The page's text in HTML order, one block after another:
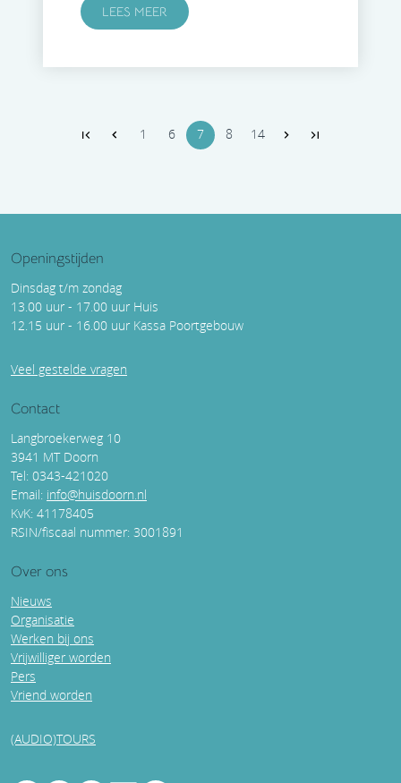
LEES MEER
1 6 7 8 14
Openingstijden
Dinsdag t/m zondag
13.00 uur - 17.00 uur Huis
12.15 uur - 16.00 uur Kassa Poortgebouw
Veel gestelde vragen
Contact
Langbroekerweg 10
3941 MT Doorn
Tel: 0343-421020
Email: info@huisdoorn.nl
KvK: 41178405
RSIN/fiscaal nummer: 3001891
Over ons
Nieuws
Organisatie
Werken bij ons
Vrijwilliger worden
Pers
Vriend worden
(AUDIO)TOURS